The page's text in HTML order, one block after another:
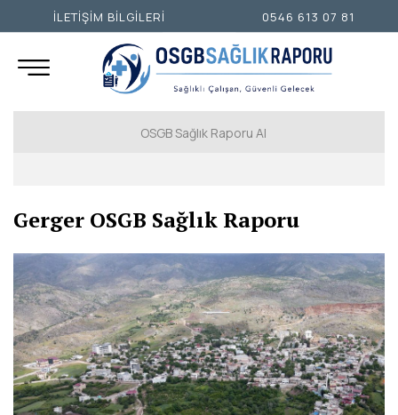
OSGB Sağlık Raporu Al
İSTANBUL ANADOLU YAKASI
ANKARA
İZMİR
ADANA
ADIYAMAN
AFYONKARAHİSAR
Gerger OSGB Sağlık Raporu
İLETİŞİM BİLGİLERİ 0546 613 07 81